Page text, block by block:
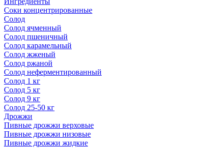
Соки концентрированные
Солод
Солод ячменный
Солод пшеничный
Солод карамельный
Солод жженый
Солод ржаной
Солод неферментированный
Солод 1 кг
Солод 5 кг
Солод 9 кг
Солод 25-50 кг
Дрожжи
Пивные дрожжи верховые
Пивные дрожжи низовые
Пивные дрожжи жидкие